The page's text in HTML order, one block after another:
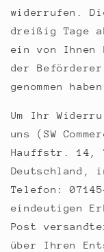
widerrufen.
dreißig Tage
ein von
der
genommen
Um Ihr
uns (SW
Hauffstr. 14,
Deutschland,
Telefon:
eindeutigen
Post
über Ihren